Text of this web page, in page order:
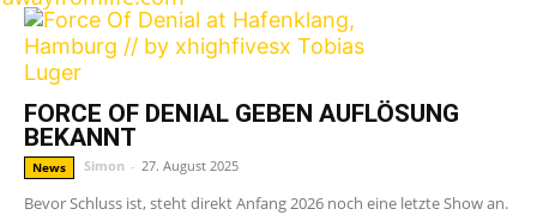
FORCE OF DENIAL GEBEN AUFLÖSUNG
BEKANNT
News Simon - 27. August 2025
Bevor Schluss ist, steht direkt Anfang 2026 noch eine letzte Show an.